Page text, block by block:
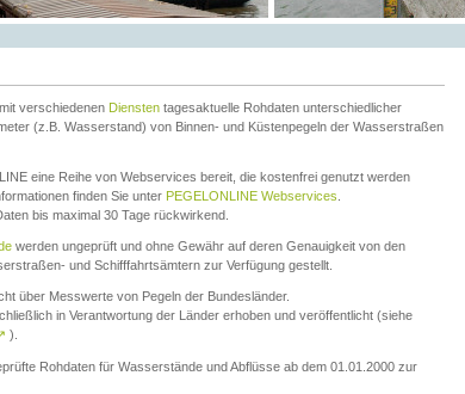
verschiedenen Diensten tagesaktuelle Rohdaten unterschiedlicher
(z.B. Wasserstand) von Binnen- und Küstenpegeln der Wasserstraßen
eine Reihe von Webservices bereit, die kostenfrei genutzt werden
finden Sie unter PEGELONLINE Webservices
bis maximal 30 Tage rückwirkend.
werden ungeprüft und ohne Gewähr auf deren Genauigkeit von den
und Schifffahrtsämtern zur Verfügung gestellt.
über Messwerte von Pegeln der Bundesländer.
in Verantwortung der Länder erhoben und veröffentlicht (siehe
).
Rohdaten für Wasserstände und Abflüsse ab dem 01.01.2000 zur